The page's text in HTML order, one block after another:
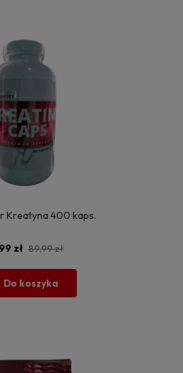
Kreatyna 400 kaps.
zł 89,99 zł
Do koszyka